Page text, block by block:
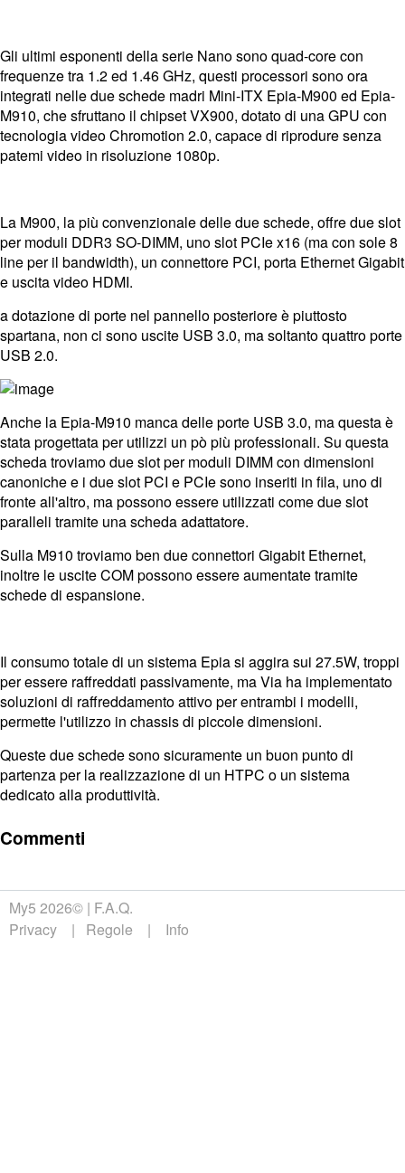
Gli ultimi esponenti della serie Nano sono quad-core con
frequenze tra 1.2 ed 1.46 GHz, questi processori sono ora
integrati nelle due schede madri Mini-ITX Epia-M900 ed Epia-
M910, che sfruttano il chipset VX900, dotato di una GPU con
tecnologia video Chromotion 2.0, capace di riprodure senza
patemi video in risoluzione 1080p.
La M900, la più convenzionale delle due schede, offre due slot
per moduli DDR3 SO-DIMM, uno slot PCIe x16 (ma con sole 8
line per il bandwidth), un connettore PCI, porta Ethernet Gigabit
e uscita video HDMI.
a dotazione di porte nel pannello posteriore è piuttosto
spartana, non ci sono uscite USB 3.0, ma soltanto quattro porte
USB 2.0.
Anche la Epia-M910 manca delle porte USB 3.0, ma questa è
stata progettata per utilizzi un pò più professionali. Su questa
scheda troviamo due slot per moduli DIMM con dimensioni
canoniche e i due slot PCI e PCIe sono inseriti in fila, uno di
fronte all'altro, ma possono essere utilizzati come due slot
paralleli tramite una scheda adattatore.
Sulla M910 troviamo ben due connettori Gigabit Ethernet,
inoltre le uscite COM possono essere aumentate tramite
schede di espansione.
Il consumo totale di un sistema Epia si aggira sui 27.5W, troppi
per essere raffreddati passivamente, ma Via ha implementato
soluzioni di raffreddamento attivo per entrambi i modelli,
permette l'utilizzo in chassis di piccole dimensioni.
Queste due schede sono sicuramente un buon punto di
partenza per la realizzazione di un HTPC o un sistema
dedicato alla produttività.
Commenti
My5 2026© F.A.Q.
Privacy
Regole Info